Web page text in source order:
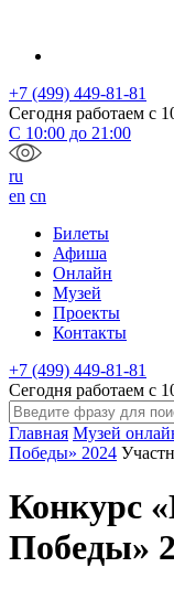
+7 (499) 449-81-81
Сегодня работаем с
С 10:00 до 21:00
ru
en cn
Билеты
Афиша
Онлайн
Музей
Проекты
Контакты
+7 (499) 449-81-81
Сегодня работаем с
Главная Музей
Победы» 2024
Конкурс
Победы»